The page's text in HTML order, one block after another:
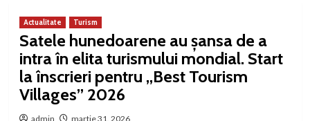
Actualitate Turism
Satele hunedoarene au șansa de a
intra în elita turismului mondial. Start
la înscrieri pentru „Best Tourism
Villages” 2026
admin martie 31, 2026